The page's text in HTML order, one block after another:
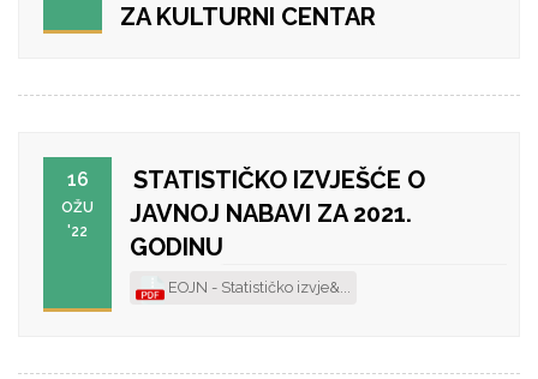
ZA KULTURNI CENTAR
16
OŽU
'22
STATISTIČKO IZVJEŠĆE O
JAVNOJ NABAVI ZA 2021.
GODINU
EOJN - Statističko izvje&...